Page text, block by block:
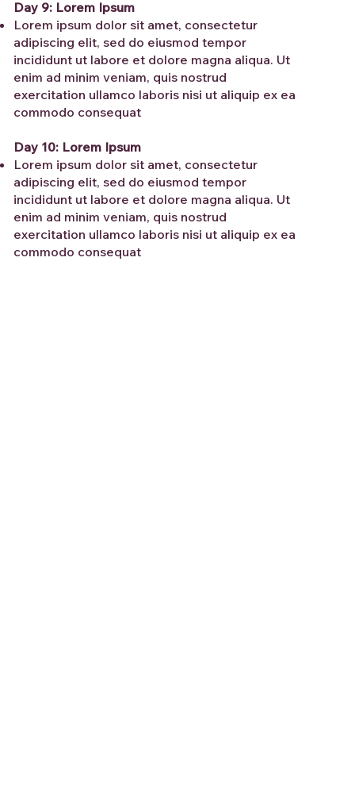
Day 9: Lorem Ipsum
Lorem ipsum dolor sit amet, consectetur
adipiscing elit, sed do eiusmod tempor
incididunt ut labore et dolore magna aliqua. Ut
enim ad minim veniam, quis nostrud
exercitation ullamco laboris nisi ut aliquip ex ea
commodo consequat
Day 10: Lorem Ipsum
Lorem ipsum dolor sit amet, consectetur
adipiscing elit, sed do eiusmod tempor
incididunt ut labore et dolore magna aliqua. Ut
enim ad minim veniam, quis nostrud
exercitation ullamco laboris nisi ut aliquip ex ea
commodo consequat